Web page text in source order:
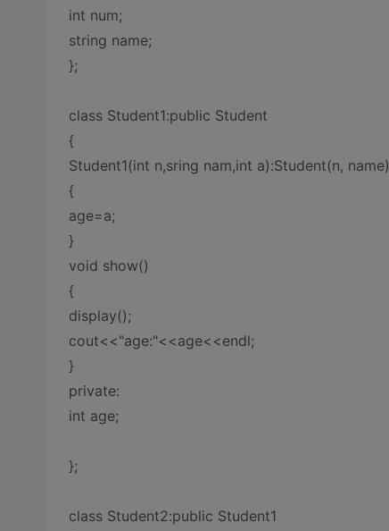
int num;
string name;
};
class Student1:public Student
{
Student1(int n,sring nam,int a):Student(n, name)
{
age=a;
}
void show()
{
display();
cout<<"age:"<<age<<endl;
}
private:
int age;
};
class Student2:public Student1